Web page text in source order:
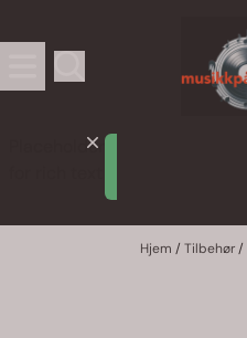
Placeholder
Hjem / Tilbehør/